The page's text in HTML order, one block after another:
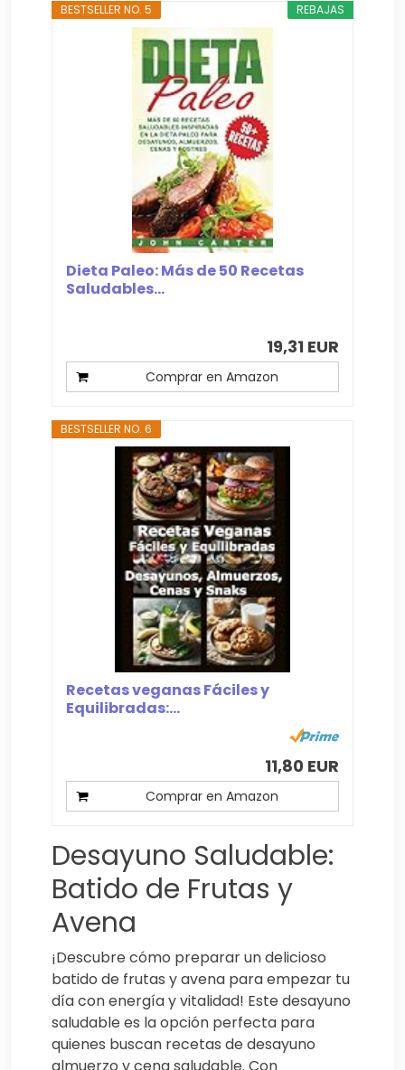
REBAJAS
BESTSELLER NO. 5
Dieta Paleo: Más de 50 Recetas
Saludables...
19,31 EUR
Comprar en Amazon
BESTSELLER NO. 6
Recetas veganas Fáciles y
Equilibradas:...
11,80 EUR
Comprar en Amazon
Desayuno Saludable:
Batido de Frutas y
Avena
¡Descubre cómo preparar un delicioso
batido de frutas y avena para empezar tu
día con energía y vitalidad! Este desayuno
saludable es la opción perfecta para
quienes buscan recetas de desayuno
almuerzo y cena saludable. Con